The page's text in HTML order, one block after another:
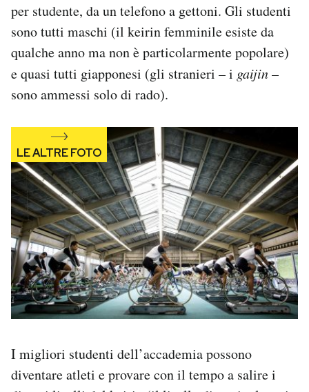
per studente, da un telefono a gettoni. Gli studenti
sono tutti maschi (il keirin femminile esiste da
qualche anno ma non è particolarmente popolare)
e quasi tutti giapponesi (gli stranieri – i gaijin–
sono ammessi solo di rado).
I migliori studenti dell’accademia possono
diventare atleti e provare con il tempo a salire i